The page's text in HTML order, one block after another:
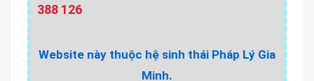
388 126
Website này thuộc hệ sinh thái Pháp Lý Gia
Minh.